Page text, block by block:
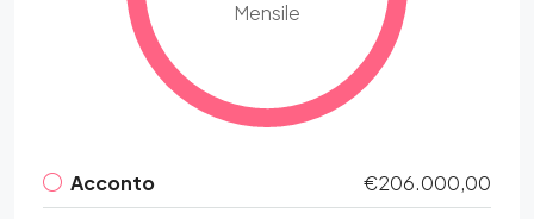
Mensile
Acconto
€206.000,00